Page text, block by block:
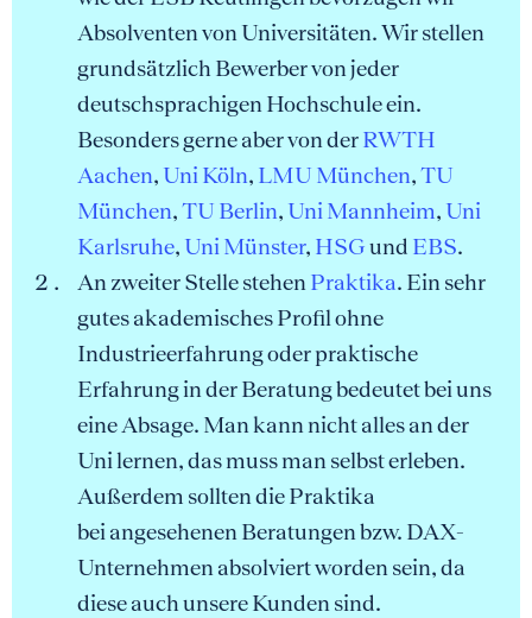
Absolventen von Universitäten. Wir stellen
grundsätzlich Bewerber von jeder
deutschsprachigen Hochschule ein.
Besonders gerne aber von derRWTH
Aachen, Uni Köln, LMU München,TU
München,TU Berlin, Uni Mannheim, Uni
Karlsruhe, Uni Münster, HSGund EBS.
An zweiter Stelle stehen Praktika. Ein sehr
gutes akademisches Profil ohne
Industrieerfahrung oder praktische
Erfahrung in der Beratung bedeutet bei uns
eine Absage. Man kann nicht alles an der
Uni lernen, das muss man selbst erleben.
Außerdem sollten die Praktika
bei angesehenen Beratungen bzw. DAX-
Unternehmen absolviert worden sein, da
diese auch unsere Kunden sind.